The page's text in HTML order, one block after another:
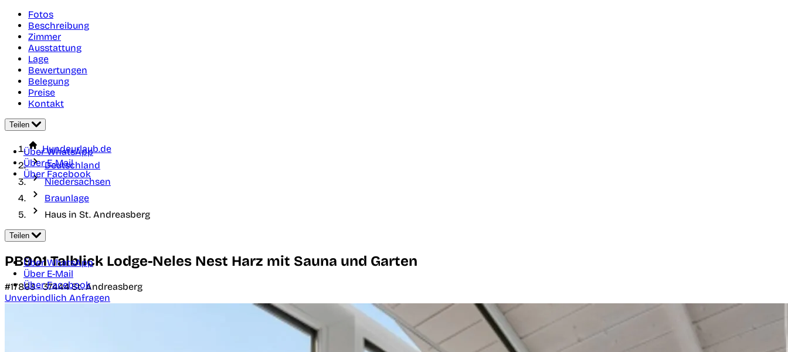
Fotos
Beschreibung
Zimmer
Ausstattung
Lage
Bewertungen
Belegung
Preise
Kontakt
Teilen
Über WhatsApp
Über E-Mail
Über Facebook
Hundeurlaub.de
Deutschland
Niedersachsen
Braunlage
Haus in St. Andreasberg
Teilen
Über WhatsApp
Über E-Mail
Über Facebook
PB901 Talblick Lodge-Neles Nest Harz mit Sauna und Garten
#17863 -37444St. Andreasberg
Unverbindlich Anfragen